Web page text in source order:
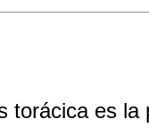
torácica es